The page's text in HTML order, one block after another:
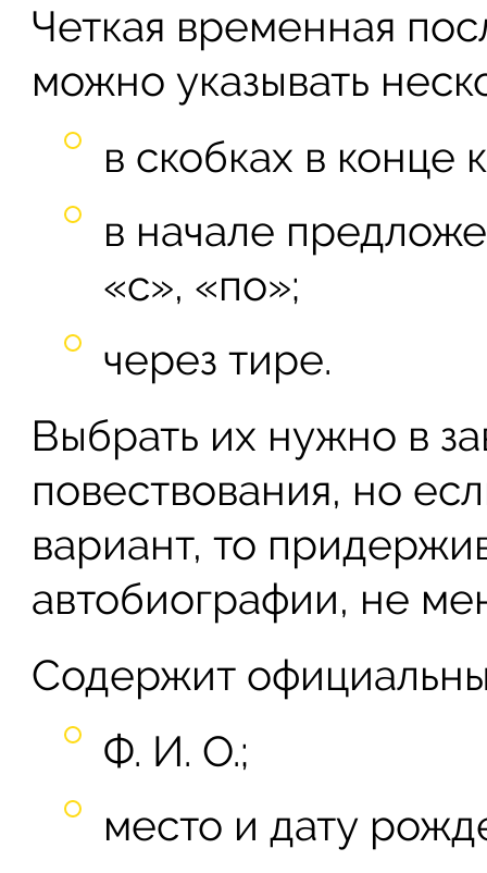
Четкая временная
можно указывать
в скобках в конце
в начале
«с», «по»;
через тире.
Выбрать их нужно в
повествования, но
вариант, то
автобиографии, не
Содержит
Ф. И. О.;
место и дату